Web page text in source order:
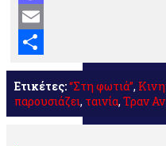
Mastodon
Email
Μοιραστείτε
Ετικέτες:“Στη φωτιά”,
παρουσιάζει, ταινία, Τραν